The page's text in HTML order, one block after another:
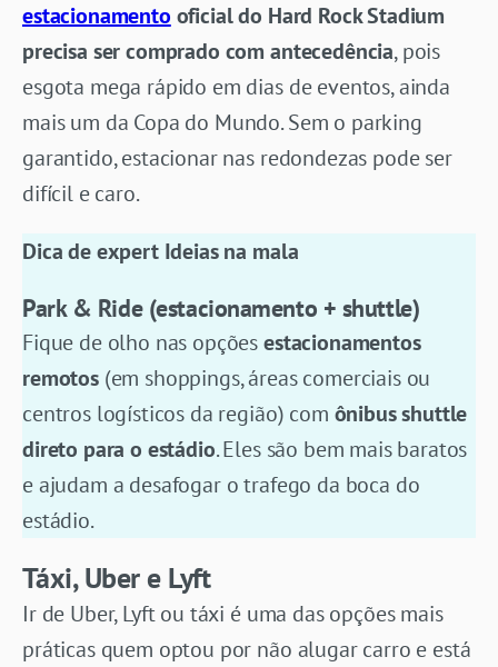
estacionamento oficial do Hard Rock Stadium
precisa ser comprado com antecedência, pois
esgota mega rápido em dias de eventos, ainda
mais um da Copa do Mundo. Sem o parking
garantido, estacionar nas redondezas pode ser
difícil e caro.
Dica de expert Ideias na mala
Park & Ride (estacionamento + shuttle)
Fique de olho nas opçõesestacionamentos
remotos(em shoppings, áreas comerciais ou
centros logísticos da região) com ônibus shuttle
direto para o estádio. Eles são bem mais baratos
e ajudam a desafogar o trafego da boca do
estádio.
Táxi, Uber e Lyft
Ir de Uber, Lyft ou táxi é uma das opções mais
práticas quem optou por não alugar carro e está